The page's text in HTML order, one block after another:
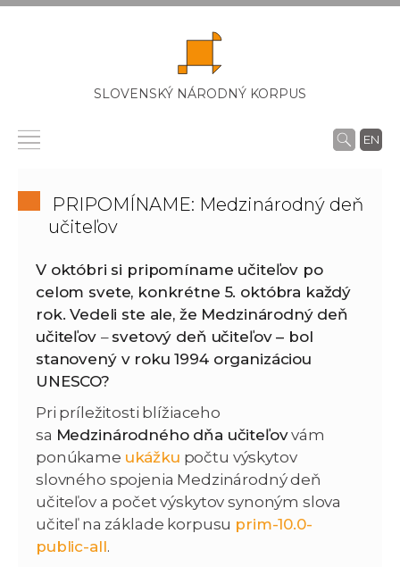
SLOVENSKÝ NÁRODNÝ KORPUS
EN
PRIPOMÍNAME: Medzinárodný deň
učiteľov
V októbri si pripomíname učiteľov po
celom svete, konkrétne 5. októbra každý
rok. Vedeli ste ale, že Medzinárodný deň
učiteľov – svetový deň učiteľov – bol
stanovený v roku 1994 organizáciou
UNESCO?
Pri príležitosti blížiaceho
sa Medzinárodného dňa učiteľovvám
ponúkame ukážku počtu výskytov
slovného spojenia Medzinárodný deň
učiteľov a počet výskytov synoným slova
učiteľ na základe korpusu prim-10.0-
public-all.